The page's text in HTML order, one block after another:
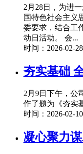
2月28日，为进
国特色社会主义
委要求，结合工
动日活动。 会...
时间：2026-02-
夯实基础
2月9日下午，公
作了题为《夯实
时间：2026-02-
凝心聚力